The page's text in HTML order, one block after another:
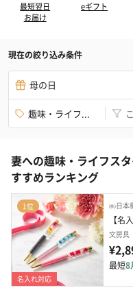
最短翌日
お届け
eギフト
現在の絞り込み条件
母の日
趣味・ライフ...
妻への趣味・ライフス
すすめランキング
1位
名入れ対応
㈱日本
【名
文房具
最短8